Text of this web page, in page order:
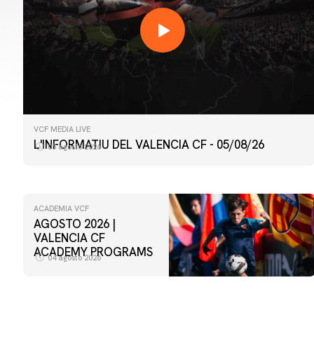
VCF MEDIA LIVE
L'INFORMATIU DEL VALENCIA CF - 05/08/26
05 agosto 2026
ACADEMIA VCF
AGOSTO 2026 |
VALENCIA CF
ACADEMY PROGRAMS
04 agosto 2026